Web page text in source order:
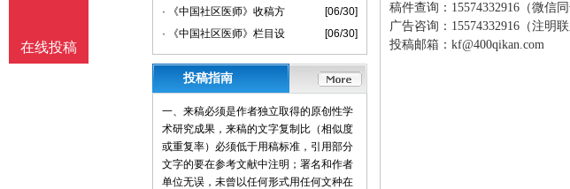
· 《中国社区医师》收稿方
[06/30]
· 《中国社区医师》栏目设
[06/30]
投稿指南
一、来稿必须是作者独立取得的原创性学
术研究成果，来稿的文字复制比（相似度
或重复率）必须低于用稿标准，引用部分
文字的要在参考文献中注明；署名和作者
单位无误，未曾以任何形式用任何文种在
稿件查询： 15574332916（微信同
广告咨询： 15574332916（注明联
投稿邮箱： kf@400qikan.com
在线投稿